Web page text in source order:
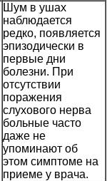
Шум в ушах
наблюдается
редко, появляется
эпизодически в
первые дни
болезни. При
отсутствии
поражения
слухового нерва
больные часто
даже не
упоминают об
этом симптоме на
приеме у врача.